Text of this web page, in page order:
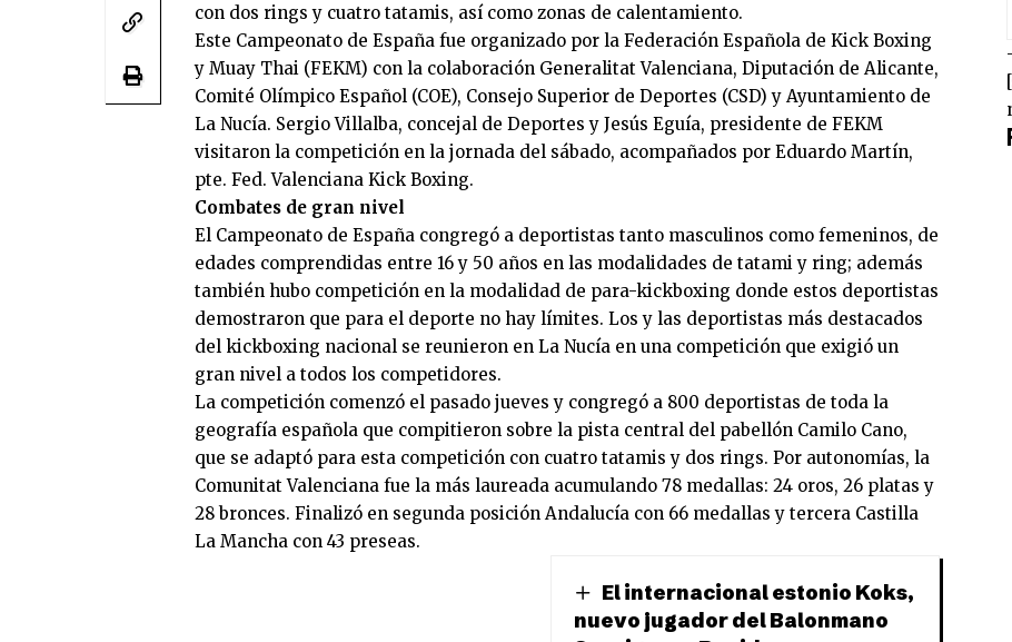
con dos rings y cuatro tatamis, así como zonas de calentamiento.
Este Campeonato de España fue organizado por la Federación Española de Kick Boxing
y Muay Thai (FEKM) con la colaboración Generalitat Valenciana, Diputación de Alicante,
Comité Olímpico Español (COE), Consejo Superior de Deportes (CSD) y Ayuntamiento de
La Nucía. Sergio Villalba, concejal de Deportes y Jesús Eguía, presidente de FEKM
visitaron la competición en la jornada del sábado, acompañados por Eduardo Martín,
pte. Fed. Valenciana Kick Boxing.
Combates de gran nivel
El Campeonato de España congregó a deportistas tanto masculinos como femeninos, de
edades comprendidas entre 16 y 50 años en las modalidades de tatami y ring; además
también hubo competición en la modalidad de para-kickboxing donde estos deportistas
demostraron que para el deporte no hay límites. Los y las deportistas más destacados
del kickboxing nacional se reunieron en La Nucía en una competición que exigió un
gran nivel a todos los competidores.
La competición comenzó el pasado jueves y congregó a 800 deportistas de toda la
geografía española que compitieron sobre la pista central del pabellón Camilo Cano,
que se adaptó para esta competición con cuatro tatamis y dos rings. Por autonomías, la
Comunitat Valenciana fue la más laureada acumulando 78 medallas: 24 oros, 26 platas y
28 bronces. Finalizó en segunda posición Andalucía con 66 medallas y tercera Castilla
La Mancha con 43 preseas.
El internacional estonio Koks,
nuevo jugador del Balonmano